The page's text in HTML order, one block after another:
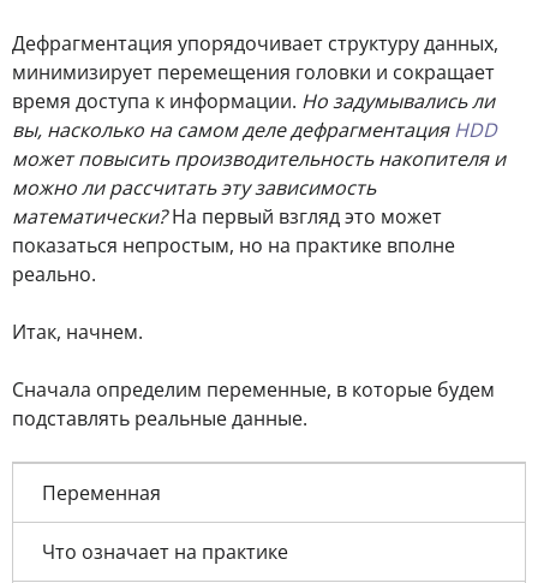
Дефрагментация упорядочивает структуру данных,
минимизирует перемещения головки и сокращает
время доступа к информации. Но задумывались ли
вы, насколько на самом деле дефрагментацияHDD
может повысить производительность накопителя и
можно ли рассчитать эту зависимость
математически?На первый взгляд это может
показаться непростым, но на практике вполне
реально.
Итак, начнем.
Сначала определим переменные, в которые будем
подставлять реальные данные.
Переменная
Что означает на практике